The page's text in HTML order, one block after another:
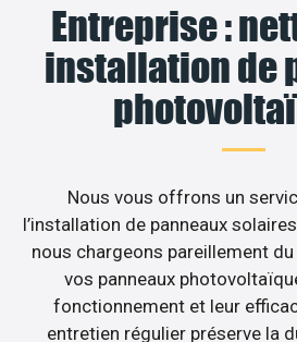
Entreprise :
installation de
Nous vous offrons un
l’installation de panneaux
nous chargeons pareillement
vos panneaux
fonctionnement et leur
entretien régulier préserve la